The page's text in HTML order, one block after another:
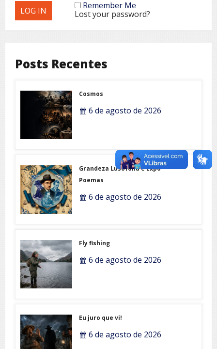
Remember Me
Lost your password?
Posts Recentes
Cosmos
6 de agosto de 2026
Grandeza Lusófona e Expo-
Poemas
6 de agosto de 2026
Fly fishing
6 de agosto de 2026
Eu juro que vi!
6 de agosto de 2026